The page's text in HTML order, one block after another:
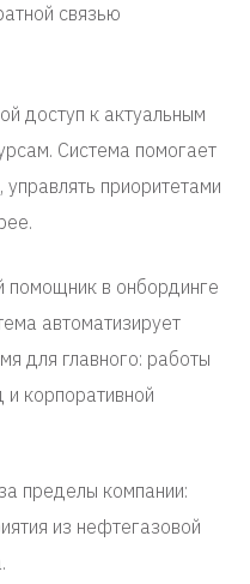
связью
доступ к актуальным
Система помогает
приоритетами
помощник в онбординге
автоматизирует
для главного: работы
корпоративной
пределы компании:
из нефтегазовой